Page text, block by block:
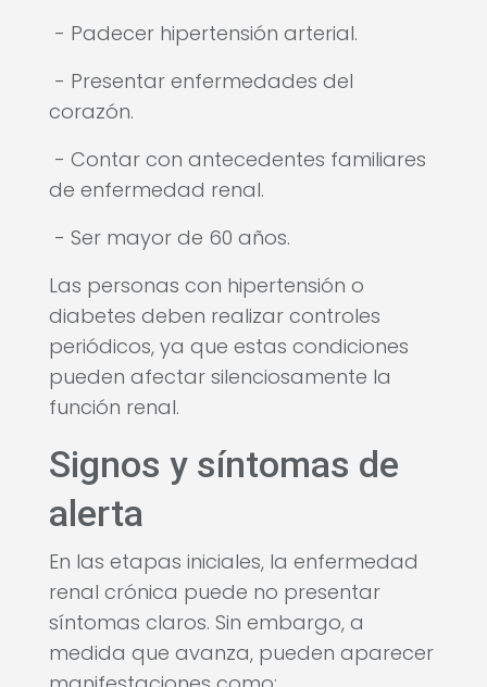
- Padecer hipertensión arterial.
- Presentar enfermedades del
corazón.
- Contar con antecedentes familiares
de enfermedad renal.
- Ser mayor de 60 años.
Las personas con hipertensión o
diabetes deben realizar controles
periódicos, ya que estas condiciones
pueden afectar silenciosamente la
función renal.
Signos y síntomas de
alerta
En las etapas iniciales, la enfermedad
renal crónica puede no presentar
síntomas claros. Sin embargo, a
medida que avanza, pueden aparecer